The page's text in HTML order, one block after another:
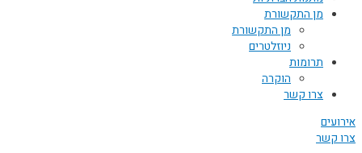
מן התקשורת
מן התקשורת
ניוזלטרים
תרומות
הוקרה
צרו קשר
אירועים
צרו קשר